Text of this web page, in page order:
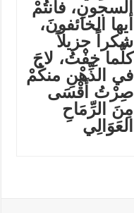
السجونِ، فأنتُمْ
أيها الخائفونَ،
شكراً جزيلاً
كلَّما خِفْتُ، لاحَ
في الذِّهْنِ منكُمْ
صِرْتُ أَقْسَى
مِنَ الرِّمَاحِ
العَوَالِي